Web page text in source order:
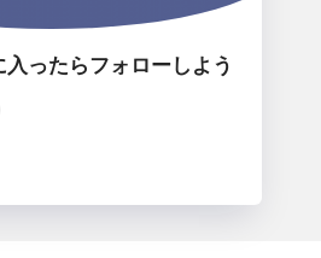
入ったらフォローしよう